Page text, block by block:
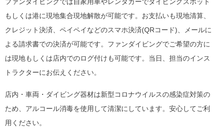
ファンダイビングでは自家用車やレンタカーでダイビングスポット
もしくは港に現地集合現地解散が可能です。お支払いも現地清算、
クレジット決済、ペイペイなどのスマホ決済(QRコード)、メールに
よる請求書での決済が可能です。ファンダイビングでご希望の方に
は現地もしくは店内でのログ付けも可能です。当日、担当のインス
トラクターにお伝えください。
店内・車両・ダイビング器材は新型コロナウイルスの感染症対策の
ため、アルコール消毒を使用して清潔にしています。安心してご利
用ください。